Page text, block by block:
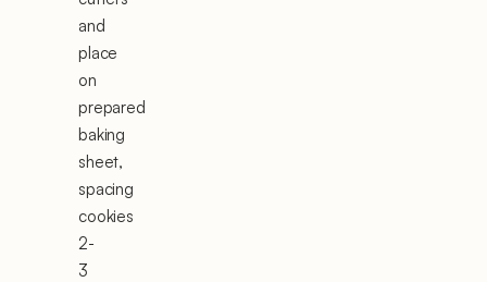
and
place
on
prepared
baking
sheet,
spacing
cookies
2-
3